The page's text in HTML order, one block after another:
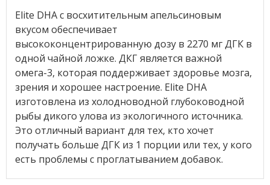
Elite DHA с восхитительным апельсиновым
вкусом обеспечивает
высококонцентрированную дозу в 2270 мг ДГК в
одной чайной ложке. ДКГ является важной
омега-3, которая поддерживает здоровье мозга,
зрения и хорошее настроение. Elite DHA
изготовлена из холодноводной глубоководной
рыбы дикого улова из экологичного источника.
Это отличный вариант для тех, кто хочет
получать больше ДГК из 1 порции или тех, у кого
есть проблемы с проглатыванием добавок.